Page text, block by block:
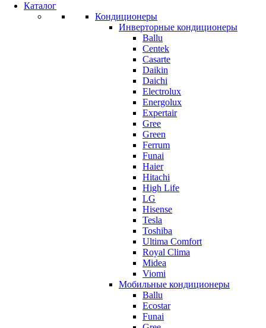
Каталог
Кондиционеры
Инверторные кондиционеры
Ballu
Centek
Casarte
Daikin
Daichi
Electrolux
Energolux
Expertair
Gree
Green
Ferrum
Funai
Haier
Hitachi
High Life
LG
Hisense
Tesla
Toshiba
Ultima Comfort
Royal Clima
Midea
Viomi
Мобильные кондиционеры
Ballu
Ecostar
Funai